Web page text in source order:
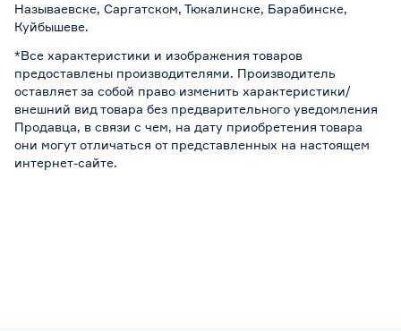
Называевске, Саргатском, Тюкалинске, Барабинске,
Куйбышеве.
*Все характеристики и изображения товаров
предоставлены производителями. Производитель
оставляет за собой право изменить характеристики/
внешний вид товара без предварительного уведомления
Продавца, в связи с чем, на дату приобретения товара
они могут отличаться от представленных на настоящем
интернет-сайте.